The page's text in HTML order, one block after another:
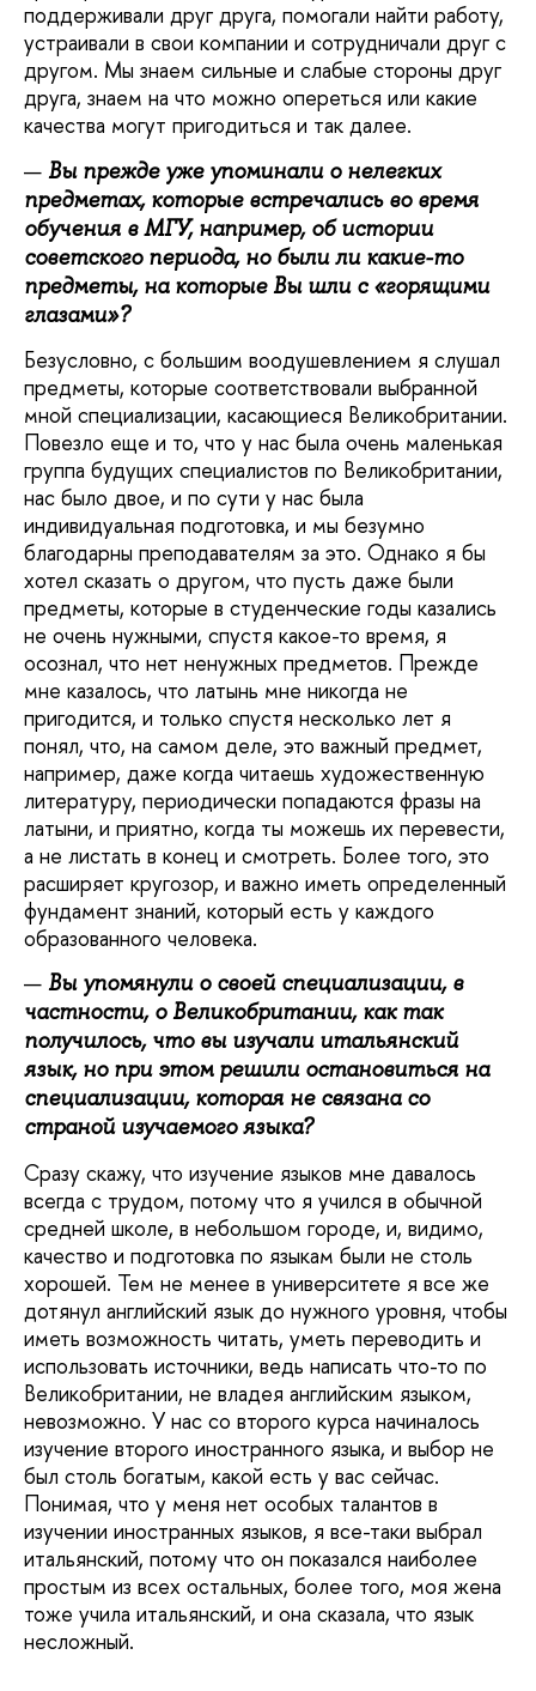
поддерживали друг друга, помогали найти работу,
устраивали в свои компании и сотрудничали друг с
другом. Мы знаем сильные и слабые стороны друг
друга, знаем на что можно опереться или какие
качества могут пригодиться и так далее.
Вы прежде уже упоминали о нелегких
предметах, которые встречались во время
обучения в МГУ, например, об истории
советского периода, но были ли какие-то
предметы, на которые Вы шли с «горящими
глазами»?
Безусловно, с большим воодушевлением я слушал
предметы, которые соответствовали выбранной
мной специализации, касающиеся Великобритании.
Повезло еще и то, что у нас была очень маленькая
группа будущих специалистов по Великобритании,
нас было двое, и по сути у нас была
индивидуальная подготовка, и мы безумно
благодарны преподавателям за это. Однако я бы
хотел сказать о другом, что пусть даже были
предметы, которые в студенческие годы казались
не очень нужными, спустя какое-то время, я
осознал, что нет ненужных предметов. Прежде
мне казалось, что латынь мне никогда не
пригодится, и только спустя несколько лет я
понял, что, на самом деле, это важный предмет,
например, даже когда читаешь художественную
литературу, периодически попадаются фразы на
латыни, и приятно, когда ты можешь их перевести,
а не листать в конец и смотреть. Более того, это
расширяет кругозор, и важно иметь определенный
фундамент знаний, который есть у каждого
образованного человека.
Вы упомянули о своей специализации, в
частности, о Великобритании, как так
получилось, что вы изучали итальянский
язык, но при этом решили остановиться на
специализации, которая не связана со
страной изучаемого языка?
Сразу скажу, что изучение языков мне давалось
всегда с трудом, потому что я учился в обычной
средней школе, в небольшом городе, и, видимо,
качество и подготовка по языкам были не столь
хорошей. Тем не менее в университете я все же
дотянул английский язык до нужного уровня, чтобы
иметь возможность читать, уметь переводить и
использовать источники, ведь написать что-то по
Великобритании, не владея английским языком,
невозможно. У нас со второго курса начиналось
изучение второго иностранного языка, и выбор не
был столь богатым, какой есть у вас сейчас.
Понимая, что у меня нет особых талантов в
изучении иностранных языков, я все-таки выбрал
итальянский, потому что он показался наиболее
простым из всех остальных, более того, моя жена
тоже учила итальянский, и она сказала, что язык
несложный.